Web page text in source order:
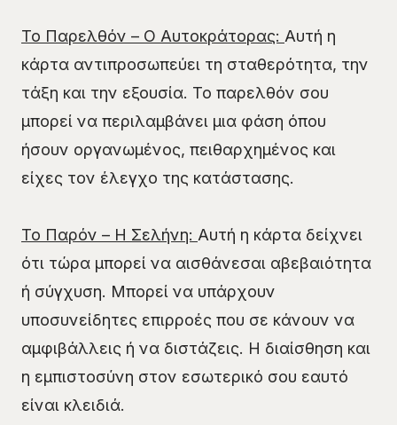
Το Παρελθόν – Ο Αυτοκράτορας: Αυτή η
κάρτα αντιπροσωπεύει τη σταθερότητα, την
τάξη και την εξουσία. Το παρελθόν σου
μπορεί να περιλαμβάνει μια φάση όπου
ήσουν οργανωμένος, πειθαρχημένος και
είχες τον έλεγχο της κατάστασης.
Το Παρόν – Η Σελήνη: Αυτή η κάρτα δείχνει
ότι τώρα μπορεί να αισθάνεσαι αβεβαιότητα
ή σύγχυση. Μπορεί να υπάρχουν
υποσυνείδητες επιρροές που σε κάνουν να
αμφιβάλλεις ή να διστάζεις. Η διαίσθηση και
η εμπιστοσύνη στον εσωτερικό σου εαυτό
είναι κλειδιά.